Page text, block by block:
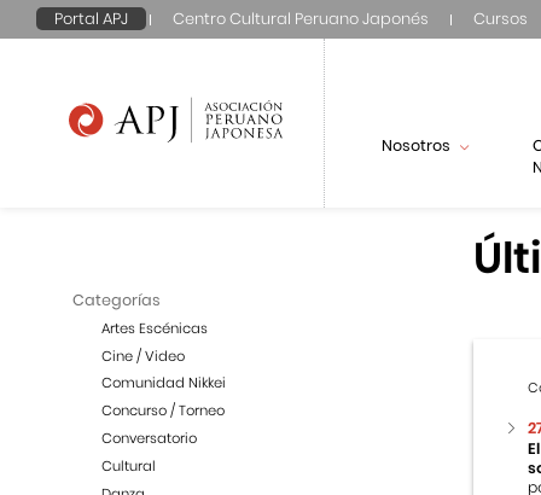
Portal APJ Centro Cultural Peruano Japonés Cursos
Nosotros
Categorías
Artes Escénicas
Cine / Video
Comunidad Nikkei
Concurso / Torneo
Conversatorio
Cultural